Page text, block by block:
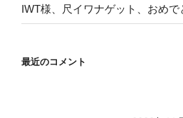
IWT様、尺イワナゲット、おめで
最近のコメント